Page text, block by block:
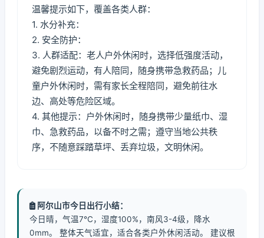
温馨提示如下，覆盖各类人群：
1. 水分补充：
2. 安全防护：
3. 人群适配：老人户外休闲时，选择低强度活动，
避免剧烈运动，有人陪同，随身携带急救药品；儿
童户外休闲时，需有家长全程陪同，避免前往水
边、高处等危险区域。
4. 其他提示：户外休闲时，随身携带少量纸巾、湿
巾、急救药品，以备不时之需；遵守当地公共秩
序，不随意踩踏草坪、丢弃垃圾，文明休闲。
阿尔山市今日出行小结：
今日晴，气温7℃，湿度100%，南风3-4级，降水
0mm。 整体天气适宜，适合各类户外休闲活动。 建议根